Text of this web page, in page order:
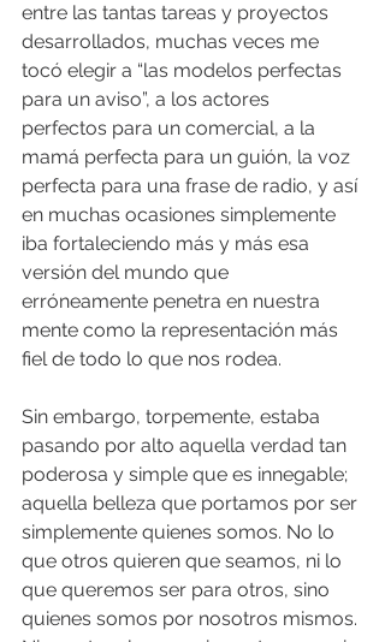
entre las tantas tareas y proyectos
desarrollados, muchas veces me
tocó elegir a “las modelos perfectas
para un aviso”, a los actores
perfectos para un comercial, a la
mamá perfecta para un guión, la voz
perfecta para una frase de radio, y así
en muchas ocasiones simplemente
iba fortaleciendo más y más esa
versión del mundo que
erróneamente penetra en nuestra
mente como la representación más
fiel de todo lo que nos rodea.
Sin embargo, torpemente, estaba
pasando por alto aquella verdad tan
poderosa y simple que es innegable;
aquella belleza que portamos por ser
simplemente quienes somos. No lo
que otros quieren que seamos, ni lo
que queremos ser para otros, sino
quienes somos por nosotros mismos.